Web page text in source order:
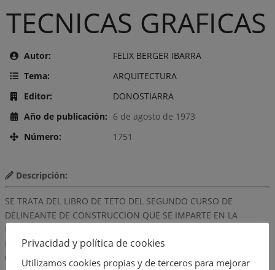
TECNICAS GRAFICAS
Autor:
FELIX BERGER IBARRA
Tema:
ARQUITECTURA
Editor:
DONOSTIARRA
Año de publicación: 6 de agosto de 1973
Número:
1751
Descripción:
SE TRATA DEL LIBRO DE TETO DEL SEGUNDO CURSO DE
DELINEANTE DE CONSTRUCCION QUE SE IMPARTE EN LA
FORMACION PROFESIONAL, CON LOS SIGUIENTES TEMAS: +
Molduras, arcos, dinteles y bóvedas. + Estilos arquitectónicos. +
Ordenes arquitectónicos. + Coquización órdenes
Privacidad y política de cookies
Utilizamos cookies propias y de terceros para mejorar